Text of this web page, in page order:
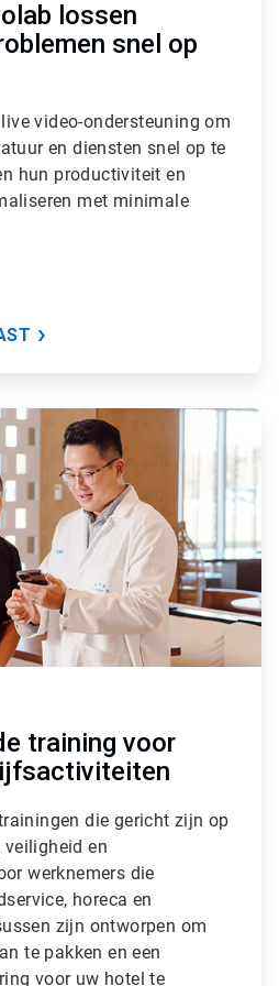
lossen
snel op
video-ondersteuning om
en diensten snel op te
hun productiviteit en
met minimale
training voor
die gericht zijn op
veiligheid en
werknemers die
horeca en
zijn ontworpen om
te pakken en een
voor uw hotel te